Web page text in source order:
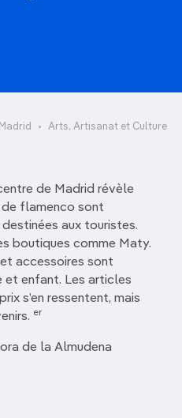
Madrid
Arts, Artisanat et Culture
de Madrid révèle
flamenco sont
aux touristes.
boutiques comme Maty.
et accessoires sont
enfant. Les articles
s’en ressentent, mais
er
de la Almudena